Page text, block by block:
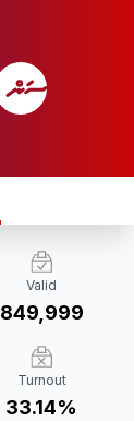
Valid
849,999
Turnout
33.14%